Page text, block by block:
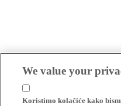
We value your
Koristimo kolačiće kako